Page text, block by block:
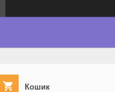
Кошик